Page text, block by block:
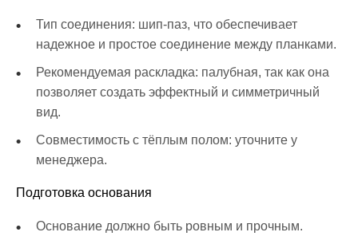
Тип соединения: шип-паз, что обеспечивает
надежное и простое соединение между планками.
Рекомендуемая раскладка: палубная, так как она
позволяет создать эффектный и симметричный
вид.
Совместимость с тёплым полом: уточните у
менеджера.
Подготовка основания
Основание должно быть ровным и прочным.